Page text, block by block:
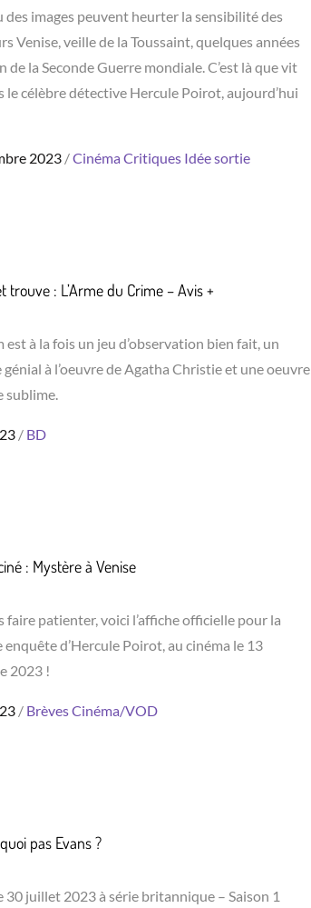
des images peuvent heurter la sensibilité des
Venise, veille de la Toussaint, quelques années
de la Seconde Guerre mondiale. C’est là que vit
le célèbre détective Hercule Poirot, aujourd’hui
2023 Cinéma Critiques Idée sortie
trouve : L’Arme du Crime – Avis +
est à la fois un jeu d’observation bien fait, un
génial à l’oeuvre de Agatha Christie et une oeuvre
sublime.
BD
: Mystère à Venise
faire patienter, voici l’affiche officielle pour la
enquête d’Hercule Poirot, au cinéma le 13
2023 !
BrèvesCinéma/VOD
pas Evans ?
30 juillet 2023 à série britannique – Saison 1